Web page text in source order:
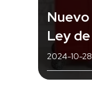
Ley
2024-10-28